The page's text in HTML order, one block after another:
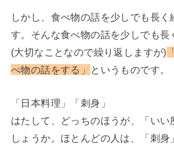
しかし、食べ物の話を少しでも長く
す。そんな食べ物の話を少しでも長
(大切なことなので繰り返しますが)
べ物の話をする」
というものです。
「日本料理」「刺身」
はたして、どっちのほうが、「い
しょうか。ほとんどの人は、「刺